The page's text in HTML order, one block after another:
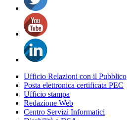
Ufficio Relazioni con il Pubblico
Posta elettronica certificata PEC
Ufficio stampa
Redazione Web
Centro Servizi Informatici